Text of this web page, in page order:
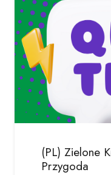
(PL) Zielone
Przygoda